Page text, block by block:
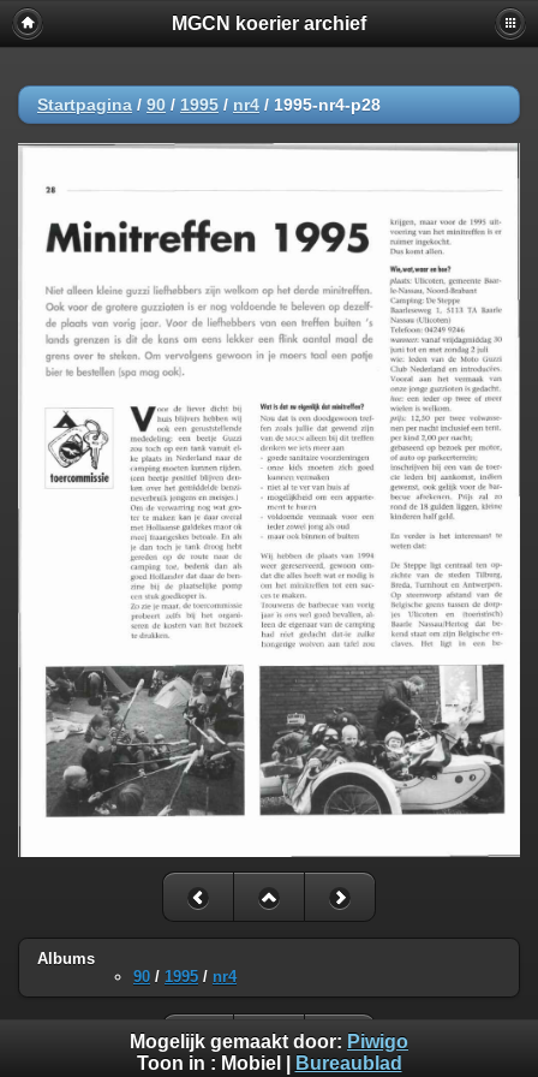
MGCN koerier archief
Startpagina / 90 / 1995 / nr4 / 1995-nr4-p28
Albums
90 / 1995 / nr4
Mogelijk gemaakt door: Piwigo
Toon in : Mobiel Bureaublad